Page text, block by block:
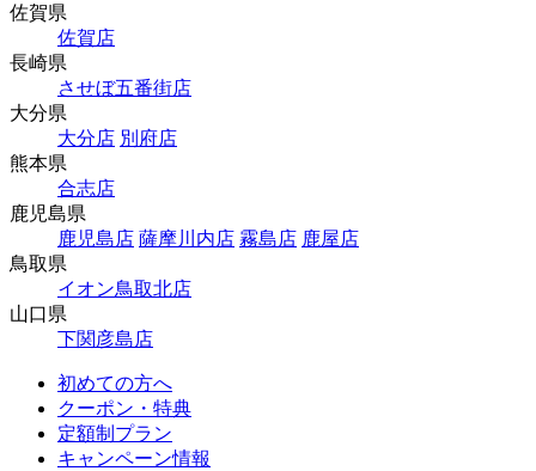
佐賀県
佐賀店
長崎県
させぼ五番街店
大分県
大分店 別府店
熊本県
合志店
鹿児島県
鹿児島店 薩摩川内店 霧島店 鹿屋店
鳥取県
イオン鳥取北店
山口県
下関彦島店
初めての方へ
クーポン・特典
定額制プラン
キャンペーン情報